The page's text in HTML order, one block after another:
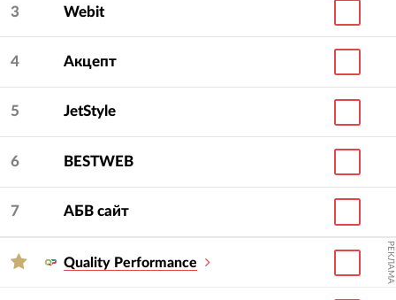
3 Webit
4 Акцепт
5 JetStyle
6 BESTWEB
7 АБВ сайт
Quality Performance РЕКЛАМА